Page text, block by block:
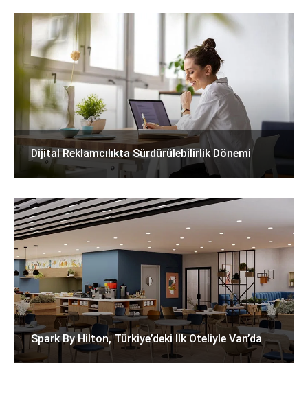
Dijital Reklamcılıkta Sürdürülebilirlik Dönemi
Spark By Hilton, Türkiye’deki Ilk Oteliyle Van’da